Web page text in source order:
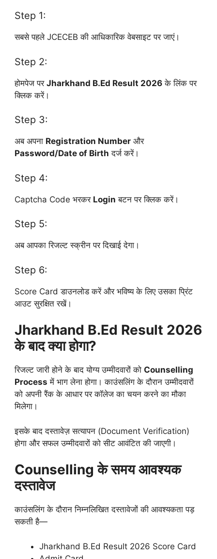
Step 1:
सबसे पहले JCECEB की आधिकारिक वेबसाइट पर जाएं।
Step 2:
होमपेज पर Jharkhand B.Ed Result 2026 के लिंक पर
क्लिक करें।
Step 3:
अब अपना Registration Number और
Password/Date of Birth दर्ज करें।
Step 4:
Captcha Code भरकर Login बटन पर क्लिक करें।
Step 5:
अब आपका रिजल्ट स्क्रीन पर दिखाई देगा।
Step 6:
Score Card डाउनलोड करें और भविष्य के लिए उसका प्रिंट
आउट सुरक्षित रखें।
Jharkhand B.Ed Result 2026
के बाद क्या होगा?
रिजल्ट जारी होने के बाद योग्य उम्मीदवारों को Counselling
Process में भाग लेना होगा। काउंसलिंग के दौरान उम्मीदवारों
को अपनी रैंक के आधार पर कॉलेज का चयन करने का मौका
मिलेगा।
इसके बाद दस्तावेज़ सत्यापन (Document Verification)
होगा और सफल उम्मीदवारों को सीट आवंटित की जाएगी।
Counselling के समय आवश्यक
दस्तावेज
काउंसलिंग के दौरान निम्नलिखित दस्तावेजों की आवश्यकता पड़
सकती है—
Jharkhand B.Ed Result 2026 Score Card